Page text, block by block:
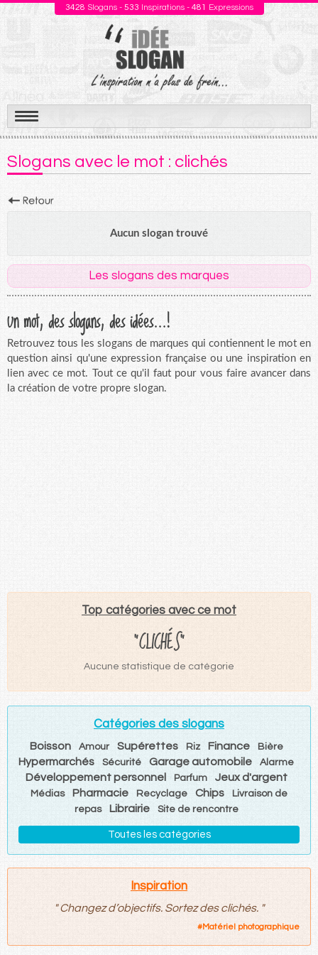
3428 Slogans - 533 Inspirations - 481 Expressions
Aller
au
contenu
Slogans avec le mot : clichés
Aucun slogan trouvé
Les slogans des marques
Un mot, des slogans, des idées...!
Retrouvez tous les slogans de marques qui contiennent le mot en
question ainsi qu'une expression française ou une inspiration en
lien avec ce mot. Tout ce qu'il faut pour vous faire avancer dans
la création de votre propre slogan.
Top catégories avec ce mot
"CLICHÉS"
Aucune statistique de catégorie
Catégories des slogans
Boisson Amour Supérettes Riz Finance Bière
Hypermarchés Sécurité Garage automobile Alarme
Développement personnel Parfum Jeux d'argent
Médias Pharmacie Recyclage Chips
Livraison de
repas
Librairie Site de rencontre
Toutes les catégories
Inspiration
" Changez d’objectifs. Sortez des clichés. "
#Matériel photographique